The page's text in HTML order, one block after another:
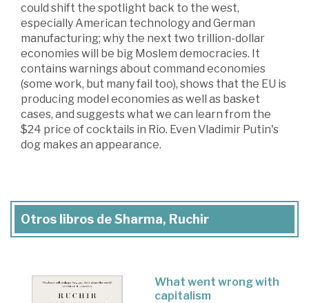
could shift the spotlight back to the west,
especially American technology and German
manufacturing; why the next two trillion-dollar
economies will be big Moslem democracies. It
contains warnings about command economies
(some work, but many fail too), shows that the EU is
producing model economies as well as basket
cases, and suggests what we can learn from the
$24 price of cocktails in Rio. Even Vladimir Putin's
dog makes an appearance.
Otros libros de Sharma, Ruchir
What went wrong with
capitalism